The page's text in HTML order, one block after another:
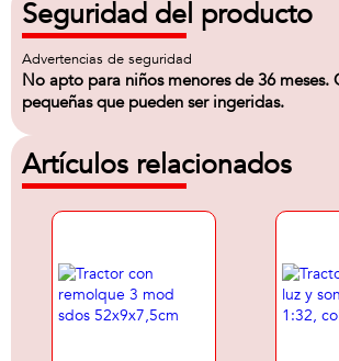
Seguridad del producto
Advertencias de seguridad
No apto para niños menores de 36 meses.
pequeñas que pueden ser ingeridas.
Artículos relacionados